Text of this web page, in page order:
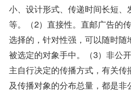
小、设计形式、传递时间长短、
等。（2）直接性。直邮广告的
选择的，针对性强，可以随时随
被选定的对象手中。（3）非公
主自行决定的传播方式，有关
及传播对象的分布总量，都是